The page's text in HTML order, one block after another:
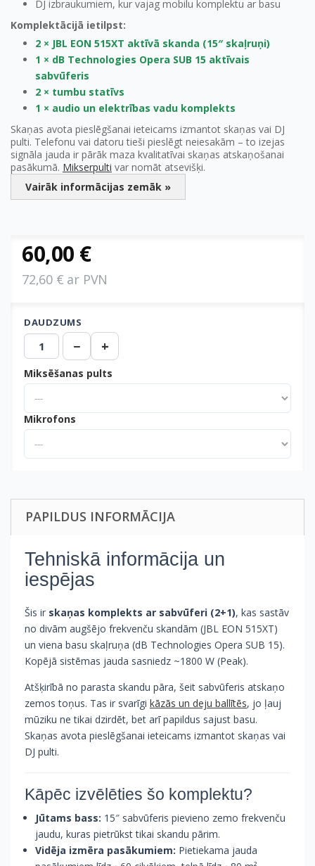
DJ izbraukumiem, kur vajag mobilu komplektu ar basu
Komplektācijā ietilpst:
2 × JBL EON 515XT aktīvā skanda (15″ skaļruņi)
1 × dB Technologies Opera SUB 15 aktīvais
sabvūferis
2 × tumbu statīvs
1 × audio un elektrības vadu komplekts
Skaņas avota pieslēgšanai ieteicams izmantot skaņas vai DJ
pulti. Telefonu vai datoru tieši pieslēgt neiesakām – to izejas
signāla jauda ir pārāk maza kvalitatīvai skaņas atskaņošanai
pasākumā. Mikserpulti var nomāt atsevišķi.
Vairāk informācijas zemāk »
60,00 €
72,60 € ar PVN
DAUDZUMS
− +
Miksēšanas pults
Mikrofons
PAPILDUS INFORMĀCIJA
Tehniskā informācija un
iespējas
Šis ir skaņas komplekts ar sabvūferi (2+1), kas sastāv
no divām augšējo frekvenču skandām (JBL EON 515XT)
un viena basu skaļruņa (dB Technologies Opera SUB 15).
Kopējā sistēmas jauda sasniedz ~1800 W (Peak).
Atšķirībā no parasta skandu pāra, šeit sabvūferis atskaņo
zemos toņus. Tas ir svarīgi kāzās un deju ballītēs, jo ļauj
mūziku ne tikai dzirdēt, bet arī papildus sajust basu.
Skaņas avota pieslēgšanai ieteicams izmantot skaņas vai
DJ pulti.
Kāpēc izvēlēties šo komplektu?
Jūtams bass: 15″ sabvūferis pievieno zemo frekvenču
jaudu, kuras pietrūkst tikai skandu pārim.
Vidēja izmēra pasākumiem: Pietiekama jauda